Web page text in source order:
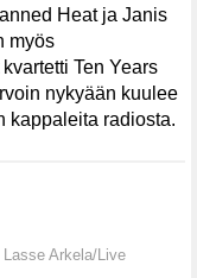
Heat ja Janis
myös
Ten Years
nykyään kuulee
kappaleita radiosta.
Arkela/Live